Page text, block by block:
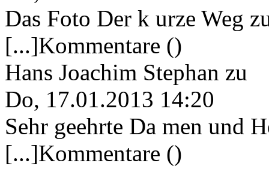
Das Foto Der k urze Weg
[...]Kommentare ()
Hans Joachim Stephan zu
Do, 17.01.2013 14:20
Sehr geehrte Da men und
[...]Kommentare ()